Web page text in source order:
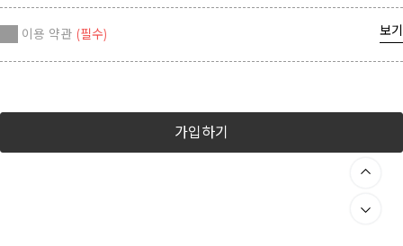
이용 약관 (필수) 보기
가입하기